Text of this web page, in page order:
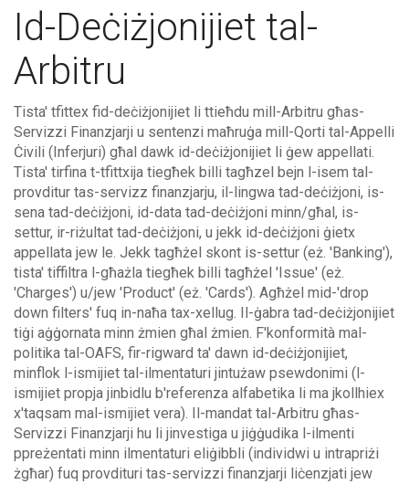
Id-Deċiżjonijiet tal-
Arbitru
Tista' tfittex fid-deċiżjonijiet li ttieħdu mill-Arbitru għas-
Servizzi Finanzjarji u sentenzi maħruġa mill-Qorti tal-Appelli
Ċivili (Inferjuri) għal dawk id-deċiżjonijiet li ġew appellati.
Tista' tirfina t-tfittxija tiegħek billi tagħzel bejn l-isem tal-
provditur tas-servizz finanzjarju, il-lingwa tad-deċiżjoni, is-
sena tad-deċiżjoni, id-data tad-deċiżjoni minn/għal, is-
settur, ir-riżultat tad-deċiżjoni, u jekk id-deċiżjoni ġietx
appellata jew le. Jekk tagħżel skont is-settur (eż. 'Banking'),
tista' tiffiltra l-għażla tiegħek billi tagħżel 'Issue' (eż.
'Charges') u/jew 'Product' (eż. 'Cards'). Agħżel mid-'drop
down filters' fuq in-naħa tax-xellug. Il-ġabra tad-deċiżjonijiet
tiġi aġġornata minn żmien għal żmien. F'konformità mal-
politika tal-OAFS, fir-rigward ta' dawn id-deċiżjonijiet,
minflok l-ismijiet tal-ilmentaturi jintużaw psewdonimi (l-
ismijiet propja jinbidlu b'referenza alfabetika li ma jkollhiex
x'taqsam mal-ismijiet vera). Il-mandat tal-Arbitru għas-
Servizzi Finanzjarji hu li jinvestiga u jiġġudika l-ilmenti
ppreżentati minn ilmentaturi eliġibbli (individwi u intrapriżi
żgħar) fuq provdituri tas-servizzi finanzjarji liċenzjati jew